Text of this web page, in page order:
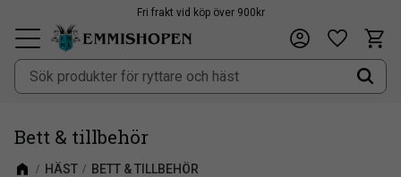
Meny
Fri frakt vid köp över 900kr
Bett & tillbehör
HÄST BETT & TILLBEHÖR